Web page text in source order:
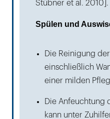
Stübner et al. 2010].
Spülen und
Die Reinigung
einschließlich
einer milden
Die Anfeuchtung
kann unter